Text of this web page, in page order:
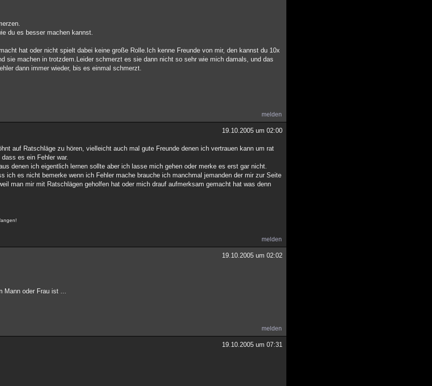
du es besser machen kannst.
hat oder nicht spielt dabei keine große Rolle.Ich kenne Freunde von mir, den kannst du 10x
sie machen in trotzdem.Leider schmerzt es sie dann nicht so sehr wie mich damals, und das
dann immer wieder, bis es einmal schmerzt.
melden
19.10.2005 um 02:00
auf Ratschläge zu hören, vielleicht auch mal gute Freunde denen ich vertrauen kann um rat
es ein Fehler war.
denen ich eigentlich lernen sollte aber ich lasse mich gehen oder merke es erst gar nicht.
ich es nicht bemerke wenn ich Fehler mache brauche ich manchmal jemanden der mir zur Seite
man mir mit Ratschlägen geholfen hat oder mich drauf aufmerksam gemacht hat was denn
melden
19.10.2005 um 02:02
Mann oder Frau ist ...
melden
19.10.2005 um 07:31